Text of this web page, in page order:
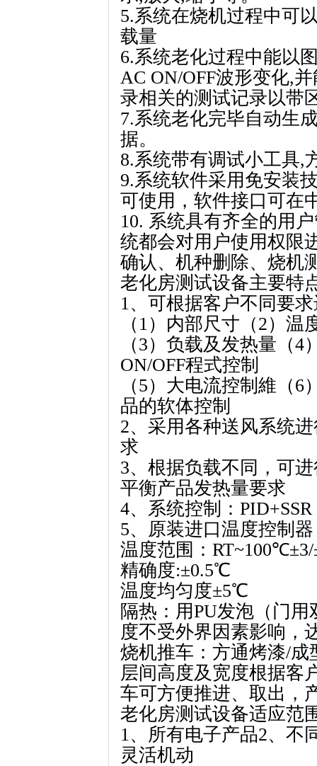
5.系统在烧机过程中可
载量
6.系统老化过程中能以
AC ON/OFF波形变化,
录相关的测试记录以带
7.系统老化完毕自动生
据。
8.系统带有调试小工具,
9.系统软件采用免安装
可使用，软件接口可在
10. 系统具有齐全的用
统都会对用户使用权限
确认、机种删除、烧机
老化房测试设备主要特
1、可根据客户不同要
（1）内部尺寸（2）温
（3）负载及发热量（
ON/OFF程式控制
（5）大电流控制維（
品的软体控制
2、采用各种送风系统
求
3、根据负载不同，可
平衡产品发热量要求
4、系统控制：PID+SSR
5、原装进口温度控制器
温度范围：
精确度:±0.5℃
温度均匀度±5℃
隔热：用PU发泡（门
度不受外界因素影响，
烧机推车：方通烤漆/
层间高度及宽度根据客
车可方便推进、取出，
老化房测试设备适应范
1、所有电子产品2、不
灵活机动